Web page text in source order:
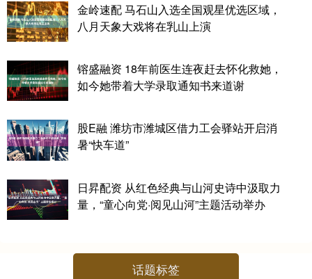
金岭速配 马石山入选全国观星优选区域，
八月天象大戏将在乳山上演
镕盛融资 18年前医生连夜赶去怀化救她，
如今她带着大学录取通知书来道谢
股E融 潍坊市潍城区借力工会驿站开启消
暑“快车道”
日昇配资 从红色经典与山河史诗中汲取力
量，“童心向党·阅见山河”主题活动举办
话题标签